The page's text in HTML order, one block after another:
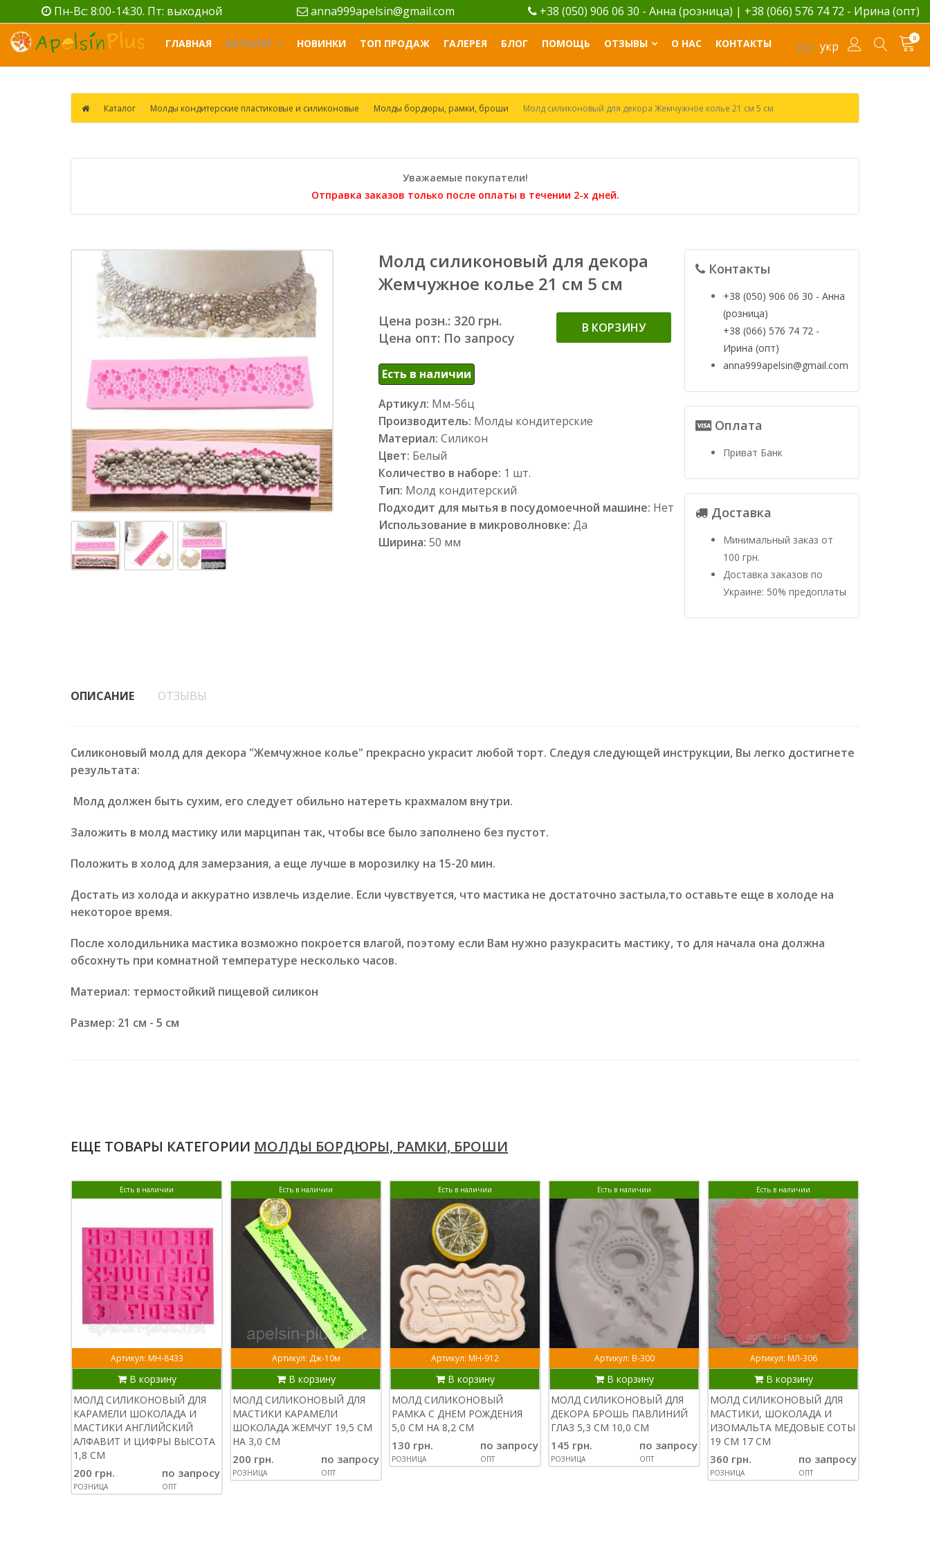
Пн-Вс: 8:00-14:30. Пт: выходной anna999apelsin@gmail.com +38 (050) 906 06 30 - Анна (розница) | +38 (066) 576 74 72 - Ирина (опт)
рус укр
0
ГЛАВНАЯ КАТАЛОГ НОВИНКИ ТОП ПРОДАЖ ГАЛЕРЕЯ БЛОГ ПОМОЩЬ ОТЗЫВЫ О НАС КОНТАКТЫ
Каталог Молды кондитерские пластиковые и силиконовые Молды бордюры, рамки, броши Молд силиконовый для декора Жемчужное колье 21 см 5 см
Уважаемые покупатели!
Отправка заказов только после оплаты в течении 2-х дней.
Молд силиконовый для декора
Жемчужное колье 21 см 5 см
Цена розн.: 320 грн.
Цена опт: По запросу
В КОРЗИНУ
Есть в наличии
Артикул: Мм-56ц
Производитель: Молды кондитерские
Материал: Силикон
Цвет: Белый
Количество в наборе: 1 шт.
Тип: Молд кондитерский
Подходит для мытья в посудомоечной машине: Нет
Использование в микроволновке: Да
Ширина: 50 мм
Контакты
+38 (050) 906 06 30 - Анна
(розница)
+38 (066) 576 74 72 -
Ирина (опт)
anna999apelsin@gmail.com
Оплата
Приват Банк
Доставка
Минимальный заказ от
100 грн.
Доставка заказов по
Украине: 50% предоплаты
ОПИСАНИЕ ОТЗЫВЫ
Силиконовый молд для декора "Жемчужное колье" прекрасно украсит любой торт. Следуя следующей инструкции, Вы легко достигнете
результата:
Молд должен быть сухим, его следует обильно натереть крахмалом внутри.
Заложить в молд мастику или марципан так, чтобы все было заполнено без пустот.
Положить в холод для замерзания, а еще лучше в морозилку на 15-20 мин.
Достать из холода и аккуратно извлечь изделие. Если чувствуется, что мастика не достаточно застыла,то оставьте еще в холоде на
некоторое время.
После холодильника мастика возможно покроется влагой, поэтому если Вам нужно разукрасить мастику, то для начала она должна
обсохнуть при комнатной температуре несколько часов.
Материал: термостойкий пищевой силикон
Размер: 21 см - 5 см
ЕЩЕ ТОВАРЫ КАТЕГОРИИ МОЛДЫ БОРДЮРЫ, РАМКИ, БРОШИ
Есть в наличии
Артикул: МН-8433
В корзину
МОЛД СИЛИКОНОВЫЙ ДЛЯ
КАРАМЕЛИ ШОКОЛАДА И
МАСТИКИ АНГЛИЙСКИЙ
АЛФАВИТ И ЦИФРЫ ВЫСОТА
1,8 СМ
200 грн.
РОЗНИЦА
по запросу
ОПТ
Есть в наличии
Артикул: Дж-10м
В корзину
МОЛД СИЛИКОНОВЫЙ ДЛЯ
МАСТИКИ КАРАМЕЛИ
ШОКОЛАДА ЖЕМЧУГ 19,5 СМ
НА 3,0 СМ
200 грн.
РОЗНИЦА
по запросу
ОПТ
Есть в наличии
Артикул: МН-912
В корзину
МОЛД СИЛИКОНОВЫЙ
РАМКА С ДНЕМ РОЖДЕНИЯ
5,0 СМ НА 8,2 СМ
130 грн.
РОЗНИЦА
по запросу
ОПТ
Есть в наличии
Артикул: В-300
В корзину
МОЛД СИЛИКОНОВЫЙ ДЛЯ
ДЕКОРА БРОШЬ ПАВЛИНИЙ
ГЛАЗ 5,3 СМ 10,0 СМ
145 грн.
РОЗНИЦА
по запросу
ОПТ
Есть в наличии
Артикул: МЛ-306
В корзину
МОЛД СИЛИКОНОВЫЙ ДЛЯ
МАСТИКИ, ШОКОЛАДА И
ИЗОМАЛЬТА МЕДОВЫЕ СОТЫ
19 СМ 17 СМ
360 грн.
РОЗНИЦА
по запросу
ОПТ